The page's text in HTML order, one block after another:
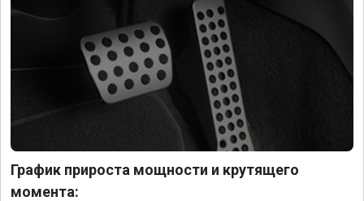
График прироста мощности и крутящего
момента: